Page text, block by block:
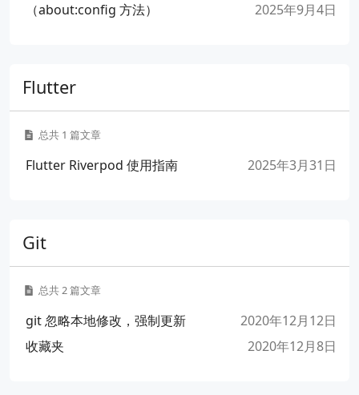
（about:config 方法）
2025年9月4日
Flutter
总共 1 篇文章
Flutter Riverpod 使用指南 2025年3月31日
Git
总共 2 篇文章
git 忽略本地修改，强制更新
2020年12月12日
收藏夹
2020年12月8日